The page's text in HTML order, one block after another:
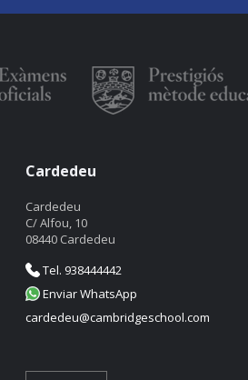
Cardedeu
Cardedeu
C/ Alfou, 10
08440 Cardedeu
Tel. 938444442
Enviar WhatsApp
cardedeu@cambridgeschool.com